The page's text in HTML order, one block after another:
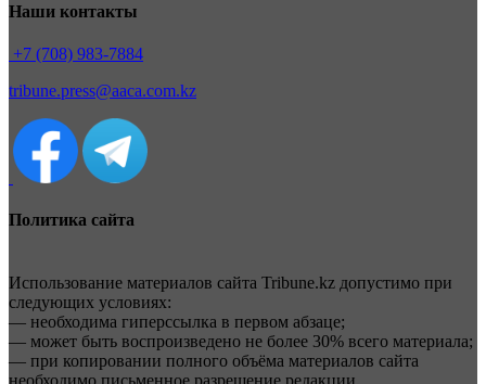
Наши контакты
+7 (708) 983-7884
tribune.press@aaca.com.kz
Политика сайта
Использование материалов сайта Tribune.kz допустимо при
следующих условиях:
— необходима гиперссылка в первом абзаце;
— может быть воспроизведено не более 30% всего материала;
— при копировании полного объёма материалов сайта
необходимо письменное разрешение редакции.